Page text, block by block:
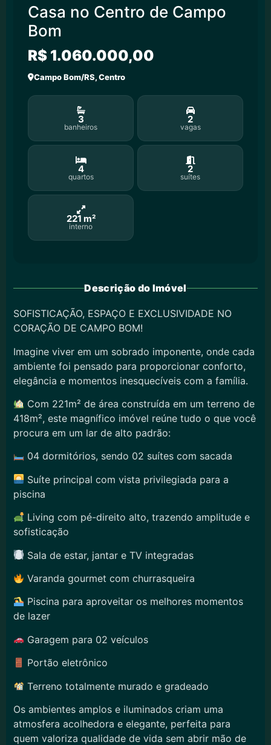
Casa no Centro de Campo
Bom
R$ 1.060.000,00
Campo Bom/RS, Centro
3
banheiros
2
vagas
4
quartos
2
suítes
221 m²
interno
Descrição do Imóvel
SOFISTICAÇÃO, ESPAÇO E EXCLUSIVIDADE NO
CORAÇÃO DE CAMPO BOM!
Imagine viver em um sobrado imponente, onde cada
ambiente foi pensado para proporcionar conforto,
elegância e momentos inesquecíveis com a família.
Com 221m² de área construída em um terreno de
418m², este magnífico imóvel reúne tudo o que você
procura em um lar de alto padrão:
04 dormitórios, sendo 02 suítes com sacada
Suíte principal com vista privilegiada para a
piscina
Living com pé-direito alto, trazendo amplitude e
sofisticação
Sala de estar, jantar e TV integradas
Varanda gourmet com churrasqueira
Piscina para aproveitar os melhores momentos
de lazer
Garagem para 02 veículos
Portão eletrônico
Terreno totalmente murado e gradeado
Os ambientes amplos e iluminados criam uma
atmosfera acolhedora e elegante, perfeita para
quem valoriza qualidade de vida sem abrir mão de